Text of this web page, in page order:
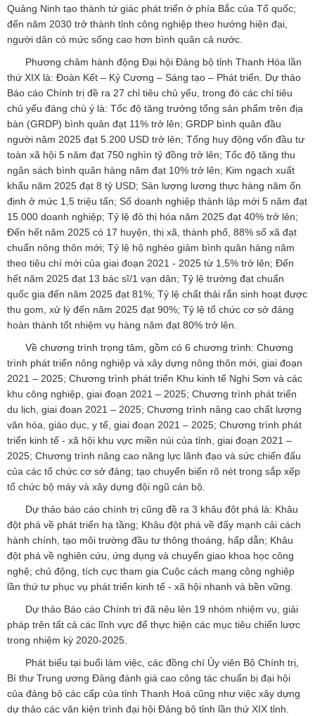
Quảng Ninh tạo thành tứ giác phát triển ở phía Bắc của Tổ quốc;
đến năm 2030 trở thành tỉnh công nghiệp theo hướng hiện đại,
người dân có mức sống cao hơn bình quân cả nước.
Phương châm hành động Đại hội Đảng bộ tỉnh Thanh Hóa lần
thứ XIX là: Đoàn Kết – Kỷ Cương – Sáng tạo – Phát triển. Dự thảo
Báo cáo Chính trị đề ra 27 chỉ tiêu chủ yếu, trong đó các chỉ tiêu
chủ yếu đáng chú ý là: Tốc độ tăng trưởng tổng sản phẩm trên địa
bàn (GRDP) bình quân đạt 11% trở lên; GRDP bình quân đầu
người năm 2025 đạt 5.200 USD trở lên; Tổng huy động vốn đầu tư
toàn xã hội 5 năm đạt 750 nghìn tỷ đồng trở lên; Tốc độ tăng thu
ngân sách bình quân hàng năm đạt 10% trở lên; Kim ngạch xuất
khẩu năm 2025 đạt 8 tỷ USD; Sản lượng lương thực hàng năm ổn
định ở mức 1,5 triệu tấn; Số doanh nghiệp thành lập mới 5 năm đạt
15.000 doanh nghiệp; Tỷ lệ đô thị hóa năm 2025 đạt 40% trở lên;
Đến hết năm 2025 có 17 huyện, thị xã, thành phố, 88% số xã đạt
chuẩn nông thôn mới; Tỷ lệ hộ nghèo giảm bình quân hàng năm
theo tiêu chí mới của giai đoạn 2021 - 2025 từ 1,5% trở lên; Đến
hết năm 2025 đạt 13 bác sĩ/1 vạn dân; Tỷ lệ trường đạt chuẩn
quốc gia đến năm 2025 đạt 81%; Tỷ lệ chất thải rắn sinh hoạt được
thu gom, xử lý đến năm 2025 đạt 90%; Tỷ lệ tổ chức cơ sở đảng
hoàn thành tốt nhiệm vụ hàng năm đạt 80% trở lên.
Về chương trình trọng tâm, gồm có 6 chương trình: Chương
trình phát triển nông nghiệp và xây dựng nông thôn mới, giai đoạn
2021 – 2025; Chương trình phát triển Khu kinh tế Nghi Sơn và các
khu công nghiệp, giai đoạn 2021 – 2025; Chương trình phát triển
du lịch, giai đoạn 2021 – 2025; Chương trình nâng cao chất lượng
văn hóa, giáo dục, y tế, giai đoạn 2021 – 2025; Chương trình phát
triển kinh tế - xã hội khu vực miền núi của tỉnh, giai đoạn 2021 –
2025; Chương trình nâng cao năng lực lãnh đạo và sức chiến đấu
của các tổ chức cơ sở đảng; tạo chuyển biến rõ nét trong sắp xếp
tổ chức bộ máy và xây dựng đội ngũ cán bộ.
Dự thảo báo cáo chính trị cũng đề ra 3 khâu đột phá là: Khâu
đột phá về phát triển hạ tầng; Khâu đột phá về đẩy mạnh cải cách
hành chính, tạo môi trường đầu tư thông thoáng, hấp dẫn; Khâu
đột phá về nghiên cứu, ứng dụng và chuyển giao khoa học công
nghệ; chủ động, tích cực tham gia Cuộc cách mạng công nghiệp
lần thứ tư phục vụ phát triển kinh tế - xã hội nhanh và bền vững.
Dự thảo Báo cáo Chính trị đã nêu lên 19 nhóm nhiệm vụ, giải
pháp trên tất cả các lĩnh vực để thực hiện các mục tiêu chiến lược
trong nhiệm kỳ 2020-2025.
Phát biểu tại buổi làm việc, các đồng chí Ủy viên Bộ Chính trị,
Bí thư Trung ương Đảng đánh giá cao công tác chuẩn bị đại hội
của đảng bộ các cấp của tỉnh Thanh Hoá cũng như việc xây dựng
dự thảo các văn kiện trình đại hội Đảng bộ tỉnh lần thứ XIX tỉnh.